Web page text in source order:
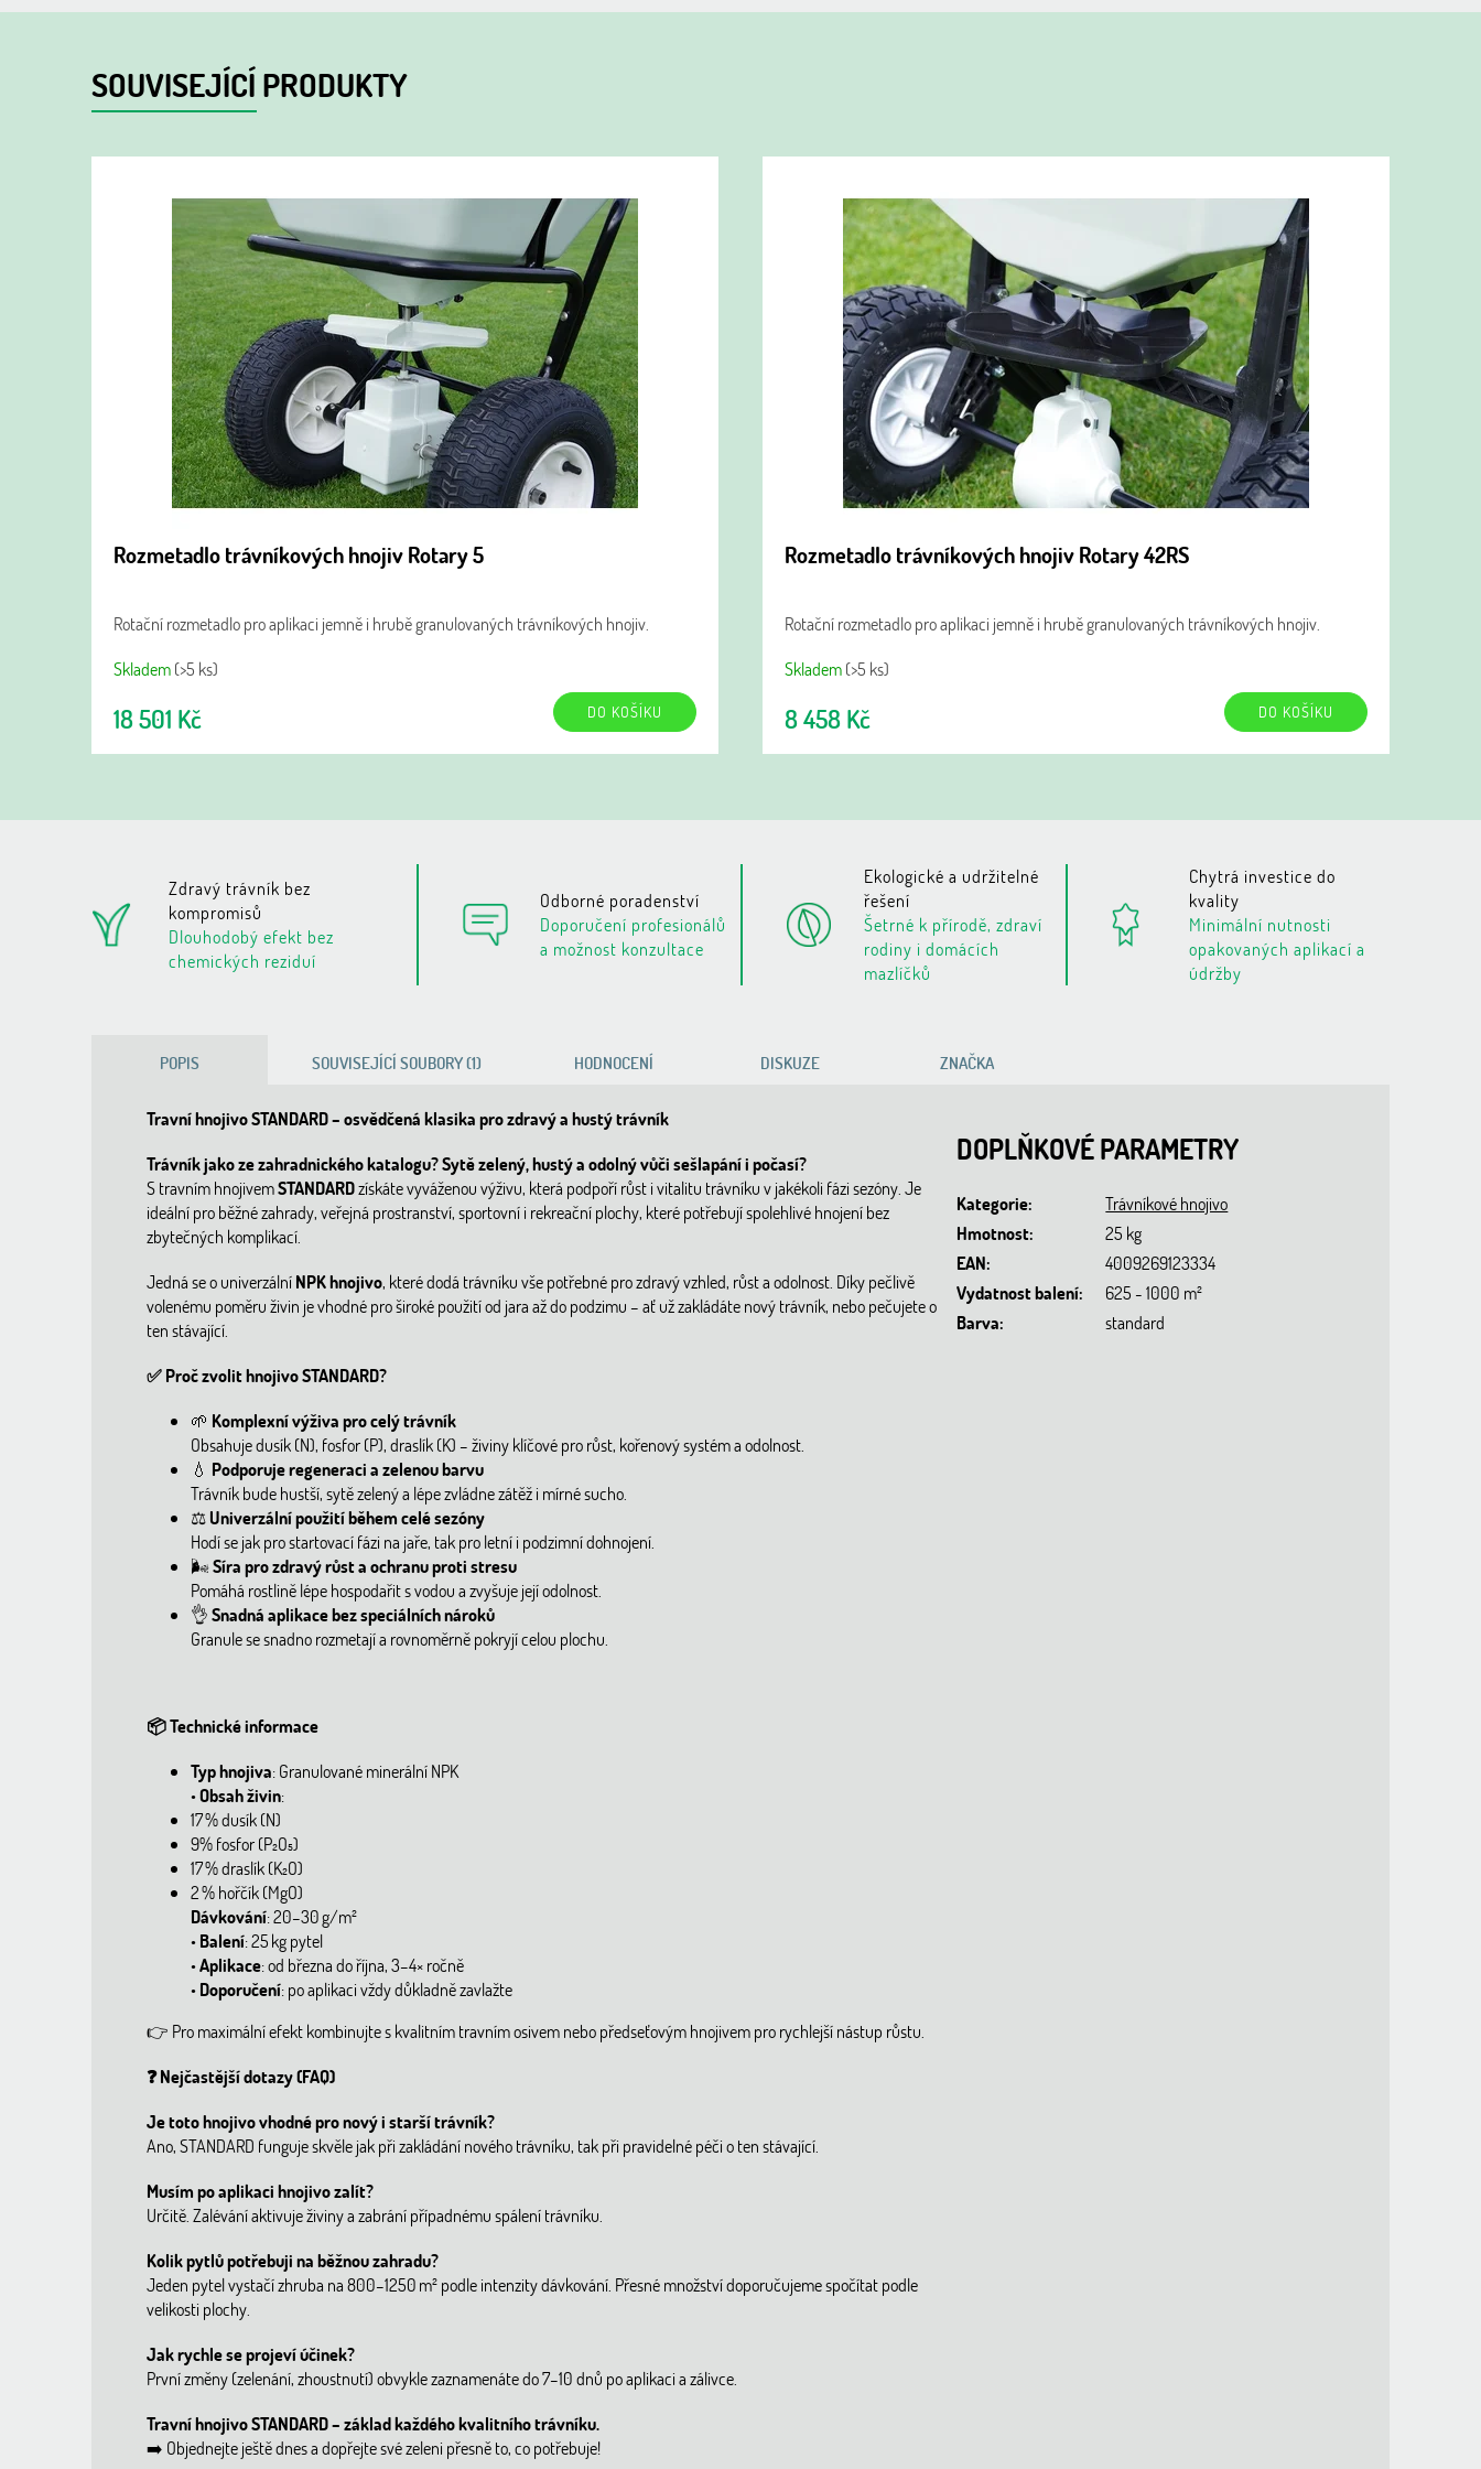
SOUVISEJÍCÍ PRODUKTY
Rozmetadlo trávníkových hnojiv Rotary 5
Rotační rozmetadlo pro aplikaci jemně i hrubě granulovaných trávníkových hnojiv.
Skladem(>5 ks)
18 501 Kč DO KOŠÍKU
Rozmetadlo trávníkových hnojiv Rotary 42RS
Rotační rozmetadlo pro aplikaci jemně i hrubě granulovaných trávníkových hnojiv.
Skladem(>5 ks)
8 458 Kč DO KOŠÍKU
Zdravý trávník bez
kompromisů
Dlouhodobý efekt bez
chemických reziduí
Odborné poradenství
Doporučení profesionálů
a možnost konzultace
Ekologické a udržitelné
řešení
Šetrné k přírodě, zdraví
rodiny i domácích
mazlíčků
Chytrá investice do
kvality
Minimální nutnosti
opakovaných aplikací a
údržby
POPIS SOUVISEJÍCÍ SOUBORY (1) HODNOCENÍ DISKUZE ZNAČKA
Travní hnojivo STANDARD – osvědčená klasika pro zdravý a hustý trávník
Trávník jako ze zahradnického katalogu? Sytě zelený, hustý a odolný vůči sešlapání i počasí?
S travním hnojivemSTANDARDzískáte vyváženou výživu, která podpoří růst i vitalitu trávníku v jakékoli fázi sezóny. Je
ideální pro běžné zahrady, veřejná prostranství, sportovní i rekreační plochy, které potřebují spolehlivé hnojení bez
zbytečných komplikací.
Jedná se o univerzálníNPK hnojivo, které dodá trávníku vše potřebné pro zdravý vzhled, růst a odolnost. Díky pečlivě
volenému poměru živin je vhodné pro široké použití od jara až do podzimu – ať už zakládáte nový trávník, nebo pečujete o
ten stávající.
✅Proč zvolit hnojivo STANDARD?
🌱 Komplexní výživa pro celý trávník
Obsahuje dusík (N), fosfor (P), draslík (K) – živiny klíčové pro růst, kořenový systém a odolnost.
💧 Podporuje regeneraci a zelenou barvu
Trávník bude hustší, sytě zelený a lépe zvládne zátěž i mírné sucho.
⚖️Univerzální použití během celé sezóny
Hodí se jak pro startovací fázi na jaře, tak pro letní i podzimní dohnojení.
🌬️Síra pro zdravý růst a ochranu proti stresu
Pomáhá rostlině lépe hospodařit s vodou a zvyšuje její odolnost.
👌Snadná aplikace bez speciálních nároků
Granule se snadno rozmetají a rovnoměrně pokryjí celou plochu.
📦Technické informace
Typ hnojiva: Granulované minerální NPK
•Obsah živin:
17 % dusík (N)
9% fosfor (P₂O₅)
17 % draslík (K₂O)
2 % hořčík (MgO)
Dávkování: 20–30 g/m²
•Balení: 25 kg pytel
•Aplikace: od března do října, 3–4× ročně
•Doporučení: po aplikaci vždy důkladně zavlažte
👉 Pro maximální efekt kombinujte s kvalitním travním osivem nebo předseťovým hnojivem pro rychlejší nástup růstu.
❓Nejčastější dotazy (FAQ)
Je toto hnojivo vhodné pro nový i starší trávník?
Ano, STANDARD funguje skvěle jak při zakládání nového trávníku, tak při pravidelné péči o ten stávající.
Musím po aplikaci hnojivo zalít?
Určitě. Zalévání aktivuje živiny a zabrání případnému spálení trávníku.
Kolik pytlů potřebuji na běžnou zahradu?
Jeden pytel vystačí zhruba na 800–1250 m² podle intenzity dávkování. Přesné množství doporučujeme spočítat podle
velikosti plochy.
Jak rychle se projeví účinek?
První změny (zelenání, zhoustnutí) obvykle zaznamenáte do 7–10 dnů po aplikaci a zálivce.
Travní hnojivo STANDARD – základ každého kvalitního trávníku.
➡️ Objednejte ještě dnes a dopřejte své zeleni přesně to, co potřebuje!
DOPLŇKOVÉ PARAMETRY
Kategorie:
Trávníkové hnojivo
Hmotnost:
25 kg
EAN:
4009269123334
Vydatnost balení:
625 - 1000 m²
Barva: standard